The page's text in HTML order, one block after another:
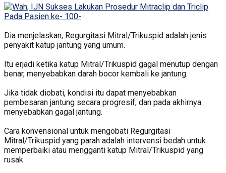
Dia menjelaskan, Regurgitasi Mitral/Trikuspid adalah jenis
penyakit katup jantung yang umum.
Itu erjadi ketika katup Mitral/Trikuspid gagal menutup dengan
benar, menyebabkan darah bocor kembali ke jantung.
Jika tidak diobati, kondisi itu dapat menyebabkan
pembesaran jantung secara progresif, dan pada akhirnya
menyebabkan gagal jantung.
Cara konvensional untuk mengobati Regurgitasi
Mitral/Trikuspid yang parah adalah intervensi bedah untuk
memperbaiki atau mengganti katup Mitral/Trikuspid yang
rusak.